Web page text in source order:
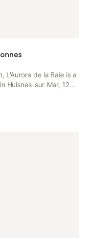
L'Aurore de la Baie is a
Huisnes-sur-Mer, 12
is a private entrance
of those who